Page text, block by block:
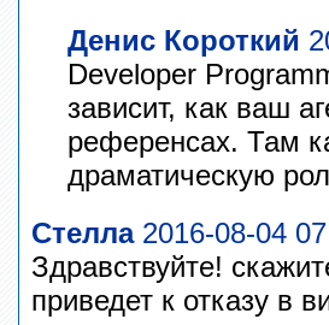
Денис Короткий
Developer
зависит, как ваш
референсах. Там
драматическую
Стелла2016-08-04
Здравствуйте!
приведет к отказу в